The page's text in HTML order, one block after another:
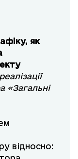
як
«Загальні
відносно: